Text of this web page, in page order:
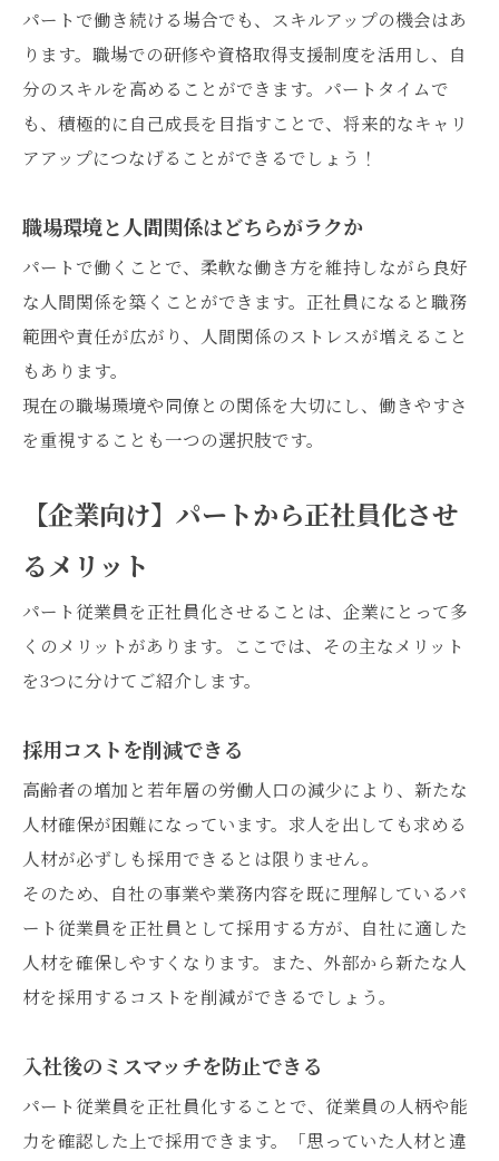
パートで働き続ける場合でも、スキルアップの機会はあ
ります。職場での研修や資格取得支援制度を活用し、自
分のスキルを高めることができます。パートタイムで
も、積極的に自己成長を目指すことで、将来的なキャリ
アアップにつなげることができるでしょう！
職場環境と人間関係はどちらがラクか
パートで働くことで、柔軟な働き方を維持しながら良好
な人間関係を築くことができます。正社員になると職務
範囲や責任が広がり、人間関係のストレスが増えること
もあります。
現在の職場環境や同僚との関係を大切にし、働きやすさ
を重視することも一つの選択肢です。
【企業向け】パートから正社員化させ
るメリット
パート従業員を正社員化させることは、企業にとって多
くのメリットがあります。ここでは、その主なメリット
を3つに分けてご紹介します。
採用コストを削減できる
高齢者の増加と若年層の労働人口の減少により、新たな
人材確保が困難になっています。求人を出しても求める
人材が必ずしも採用できるとは限りません。
そのため、自社の事業や業務内容を既に理解しているパ
ート従業員を正社員として採用する方が、自社に適した
人材を確保しやすくなります。また、外部から新たな人
材を採用するコストを削減ができるでしょう。
入社後のミスマッチを防止できる
パート従業員を正社員化することで、従業員の人柄や能
力を確認した上で採用できます。「思っていた人材と違